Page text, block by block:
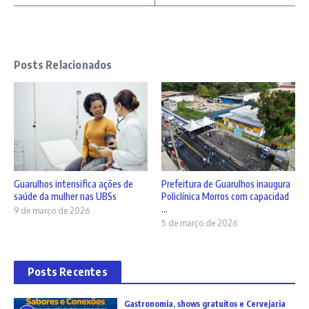
Posts Relacionados
Guarulhos intensifica ações de
saúde da mulher nas UBSs
9 de março de 2026
Prefeitura de Guarulhos inaugura
Policlínica Morros com capacidad
...
5 de março de 2026
Posts Recentes
Gastronomia, shows gratuitos e Cervejaria